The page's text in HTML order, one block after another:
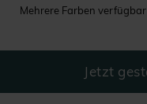
Mehrere Farben verfügbar